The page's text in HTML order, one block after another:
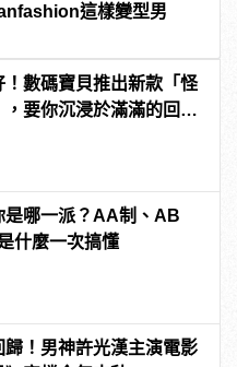
這樣變型男
！數碼寶貝推出新款「怪
，要你沉浸於滿滿的回憶
是哪一派？AA制、AB
什麼一次搞懂
歸！男神許光漢主演電影